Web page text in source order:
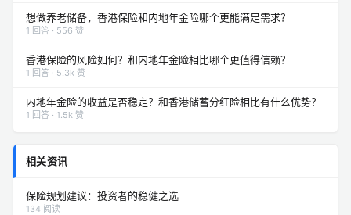
想做养老储备，香港保险和内地年金险哪个更能满足需求？
1 回答 · 556 赞
香港保险的风险如何？和内地年金险相比哪个更值得信赖？
1 回答 · 5.3k 赞
内地年金险的收益是否稳定？和香港储蓄分红险相比有什么优势？
1 回答 · 1.5k 赞
相关资讯
保险规划建议：投资者的稳健之选
134 阅读